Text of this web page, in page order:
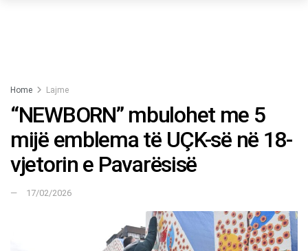
Home Lajme
“NEWBORN” mbulohet me 5
mijë emblema të UÇK-së në 18-
vjetorin e Pavarësisë
17/02/2026